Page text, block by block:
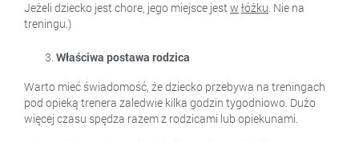
Jeżeli dziecko jest chore, jego miejsce jestw łóżku. Nie na
treningu.)
Właściwa postawa rodzica
Warto mieć świadomość, że dziecko przebywa na treningach
pod opieką trenera zaledwie kilka godzin tygodniowo. Dużo
więcej czasu spędza razem z rodzicami lub opiekunami.